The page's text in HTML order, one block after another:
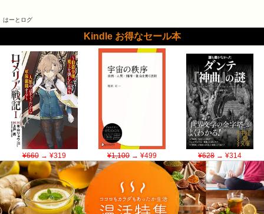
はーとログ
Kindle お得なセール本
¥660→ ¥319 ¥1,100→ ¥499 ¥628→ ¥314